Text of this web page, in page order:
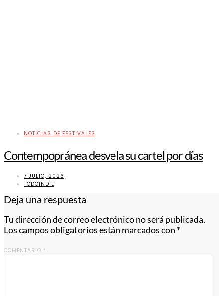
NOTICIAS DE FESTIVALES
Contempopránea desvela su cartel por días
7 JULIO, 2026
TODOINDIE
Deja una respuesta
Tu dirección de correo electrónico no será publicada.
Los campos obligatorios están marcados con *
COMENTARIO *